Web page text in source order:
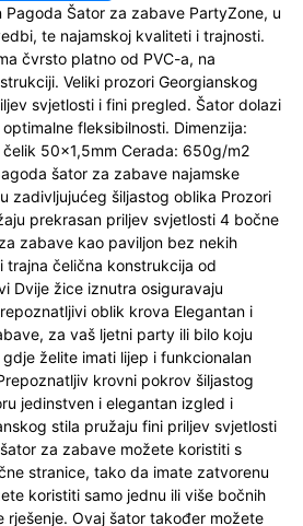
Pagoda Šator za zabave PartyZone, u
te najamskoj kvaliteti i trajnosti.
čvrsto platno od PVC-a, na
Veliki prozori Georgianskog
svjetlosti i fini pregled. Šator dolazi
fleksibilnosti. Dimenzija:
50x1,5mm Cerada: 650g/m2
šator za zabave najamske
zadivljujućeg šiljastog oblika Prozori
prekrasan priljev svjetlosti 4 bočne
zabave kao paviljon bez nekih
trajna čelična konstrukcija od
Dvije žice iznutra osiguravaju
oblik krova Elegantan i
za vaš ljetni party ili bilo koju
želite imati lijep i funkcionalan
krovni pokrov šiljastog
jedinstven i elegantan izgled i
stila pružaju fini priljev svjetlosti
za zabave možete koristiti s
stranice, tako da imate zatvorenu
koristiti samo jednu ili više bočnih
rješenje. Ovaj šator također možete